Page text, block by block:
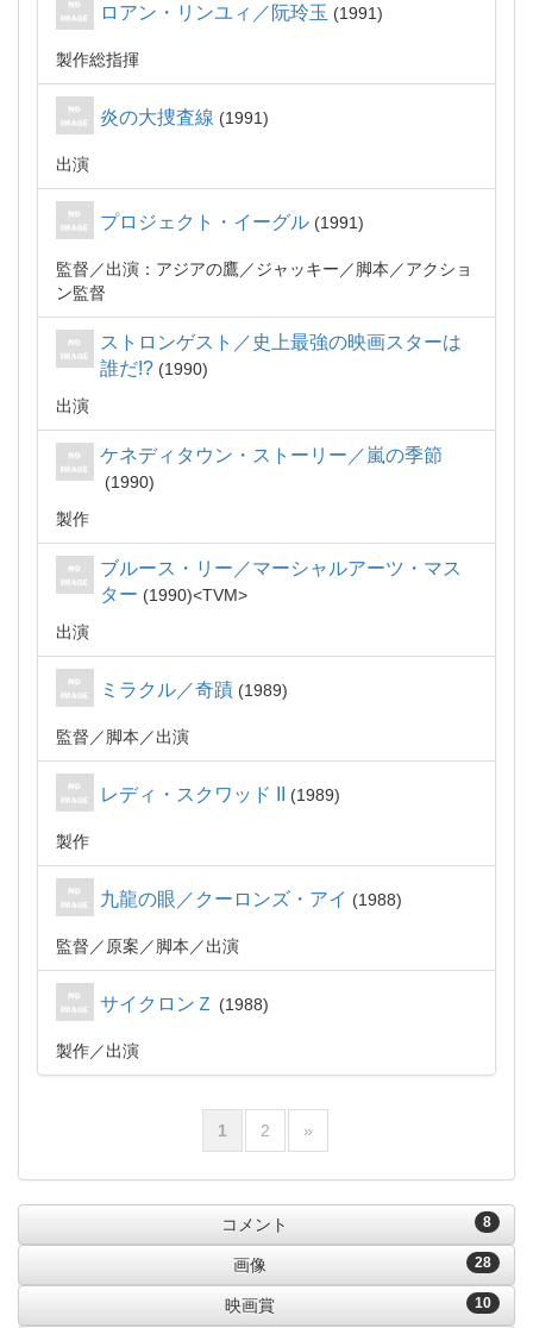
ロアン・リンユィ／阮玲玉 1991
製作総指揮
炎の大捜査線 1991
出演
プロジェクト・イーグル 1991
監督 出演：アジアの鷹／ジャッキー 脚本
アクショ
ン監督
ストロンゲスト／史上最強の映画スターは
誰だ!?
1990
出演
ケネディタウン・ストーリー／嵐の季節
1990
製作
ブルース・リー／マーシャルアーツ・マス
ター
1990
TVM
出演
ミラクル／奇蹟 1989
監督 脚本 出演
レディ・スクワッド II 1989
製作
九龍の眼／クーロンズ・アイ 1988
監督 原案 脚本 出演
サイクロンＺ 1988
製作 出演
1 2 »
8
コメント
28
画像
10
映画賞